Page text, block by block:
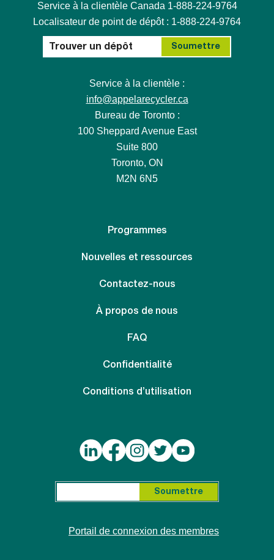
Service à la clientèle Canada 1-888-224-9764
Localisateur de point de dépôt : 1-888-224-9764
Service à la clientèle :
info@appelarecycler.ca
Bureau de Toronto :
100 Sheppard Avenue East
Suite 800
Toronto, ON
M2N 6N5
Programmes
Nouvelles et ressources
Contactez-nous
À propos de nous
FAQ
Confidentialité
Conditions d’utilisation
Soumettre
Portail de connexion des membres